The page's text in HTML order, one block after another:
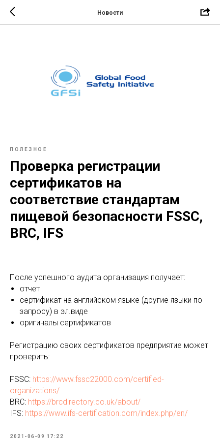
Новости
ПОЛЕЗНОЕ
Проверка регистрации
сертификатов на
соответствие стандартам
пищевой безопасности FSSC,
BRC, IFS
После успешного аудита организация получает:
отчет
сертификат на английском языке (другие языки по
запросу) в эл.виде
оригиналы cертификатов
Регистрацию своих сертификатов предприятие может
проверить:
FSSC: https://www.fssc22000.com/certified-
organizations/
BRC: https://brcdirectory.co.uk/about/
IFS: https://www.ifs-certification.com/index.php/en/
2021-06-09 17:22